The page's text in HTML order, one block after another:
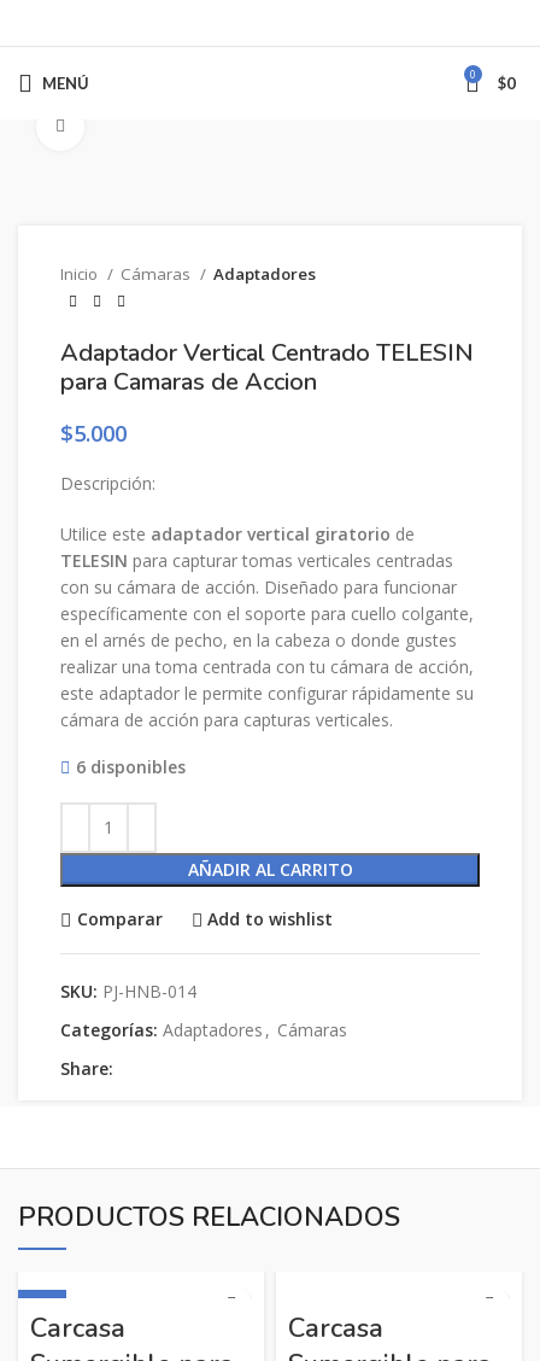
MENÚ 0 $0
Inicio Cámaras Adaptadores
Adaptador Vertical Centrado TELESIN
para Camaras de Accion
$5.000
Descripción:
Utilice este adaptador vertical giratorio de
TELESIN para capturar tomas verticales centradas
con su cámara de acción. Diseñado para funcionar
específicamente con el soporte para cuello colgante,
en el arnés de pecho, en la cabeza o donde gustes
realizar una toma centrada con tu cámara de acción,
este adaptador le permite configurar rápidamente su
cámara de acción para capturas verticales.
6 disponibles
AÑADIR AL CARRITO
Comparar Add to wishlist
SKU: PJ-HNB-014
Categorías: Adaptadores , Cámaras
Share:
PRODUCTOS RELACIONADOS
-40%
Carcasa
Carcasa